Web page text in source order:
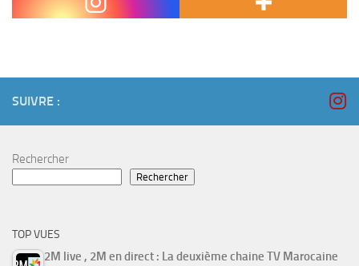
Xue, who was granted asylum…
SUIVRE :
Rechercher
Rechercher
TOP VUES
2M live , 2M en direct : La deuxième chaine TV Marocaine